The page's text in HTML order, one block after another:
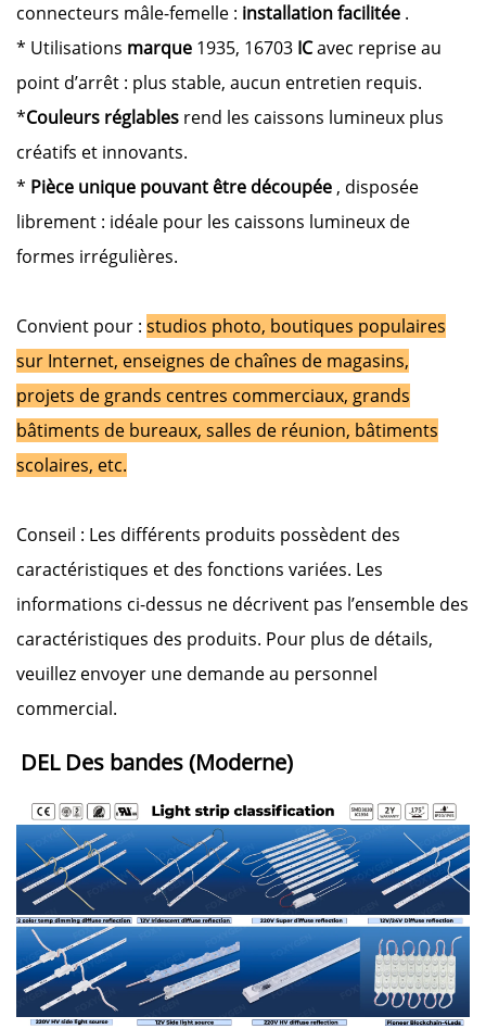
connecteurs mâle-femelle : installation facilitée .
* Utilisations marque 1935, 16703 ICavec reprise au
point d’arrêt : plus stable, aucun entretien requis.
*Couleurs réglables rend les caissons lumineux plus
créatifs et innovants.
* Pièce unique pouvant être découpée , disposée
librement : idéale pour les caissons lumineux de
formes irrégulières.
Convient pour : studios photo, boutiques populaires
sur Internet, enseignes de chaînes de magasins,
projets de grands centres commerciaux, grands
bâtiments de bureaux, salles de réunion, bâtiments
scolaires, etc.
Conseil : Les différents produits possèdent des
caractéristiques et des fonctions variées. Les
informations ci-dessus ne décrivent pas l’ensemble des
caractéristiques des produits. Pour plus de détails,
veuillez envoyer une demande au personnel
commercial.
DEL Des bandes (Moderne)